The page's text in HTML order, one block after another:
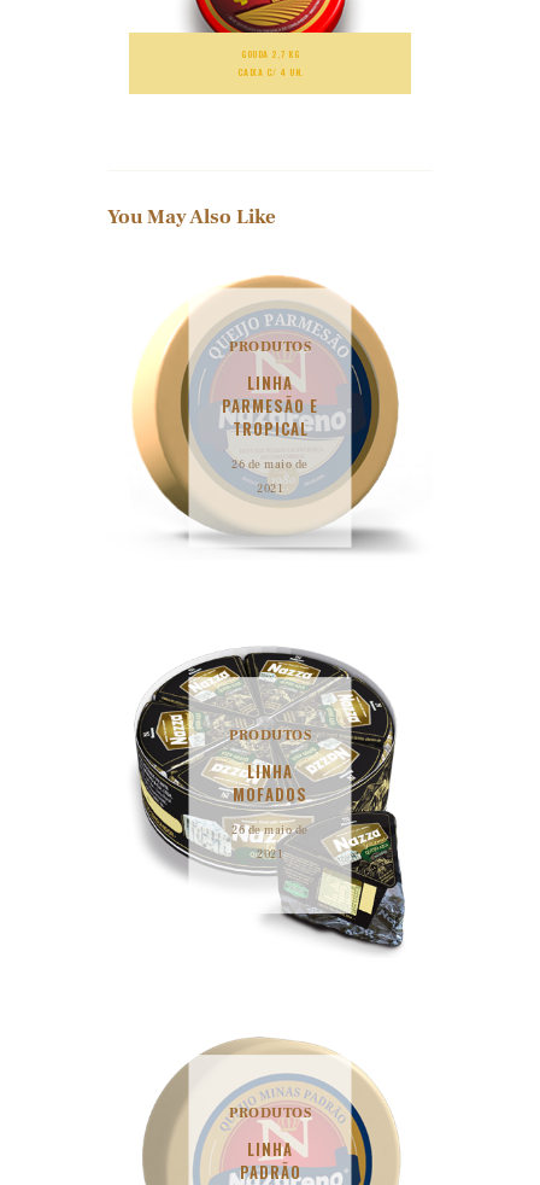
GOUDA 2,7 KG
CAIXA C/ 4 UN.
You May Also Like
PRODUTOS
LINHA
PARMESÃO E
TROPICAL
26 de maio de
2021
PRODUTOS
LINHA
MOFADOS
26 de maio de
2021
PRODUTOS
LINHA
PADRÃO